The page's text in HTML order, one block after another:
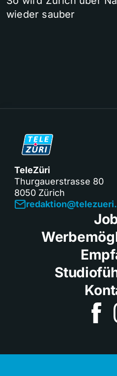
wieder sauber
TeleZüri
Thurgauerstrasse 80
8050 Zürich